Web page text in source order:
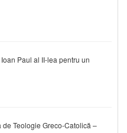
Paul al II-lea pentru un
Teologie Greco-Catolică –